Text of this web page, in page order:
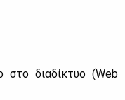
στο δια­δί­κτυο (Web